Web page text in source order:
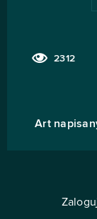
2312
Art